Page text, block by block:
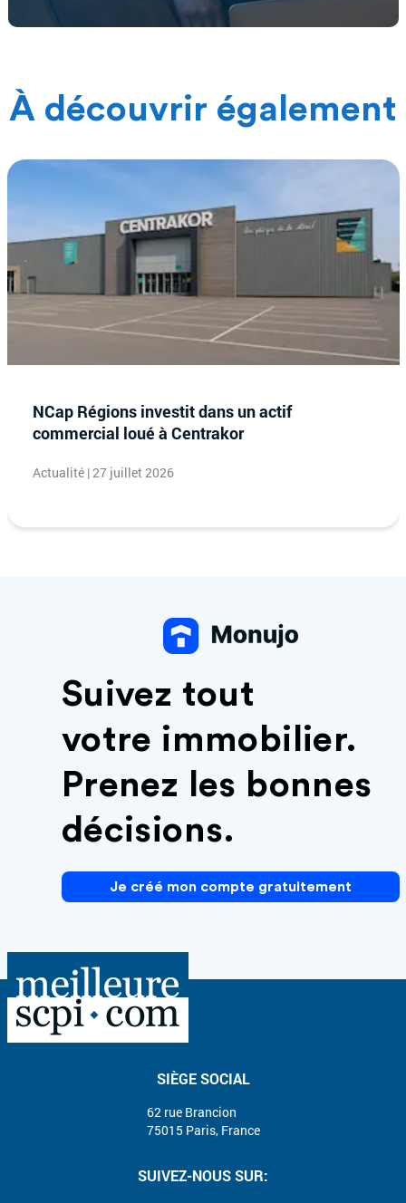
À découvrir également
NCap Régions investit dans un actif
commercial loué à Centrakor
Actualité | 27 juillet 2026
Suivez tout
votre immobilier.
Prenez les bonnes
décisions.
Je créé mon compte gratuitement
SIÈGE SOCIAL
62 rue Brancion
75015 Paris, France
SUIVEZ-NOUS SUR: